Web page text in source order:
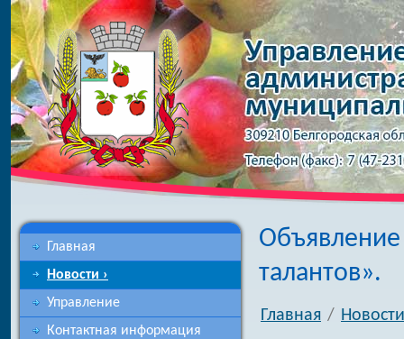
Главная
Новости ›
Управление
Контактная информация
талантов».
Главная / Новости